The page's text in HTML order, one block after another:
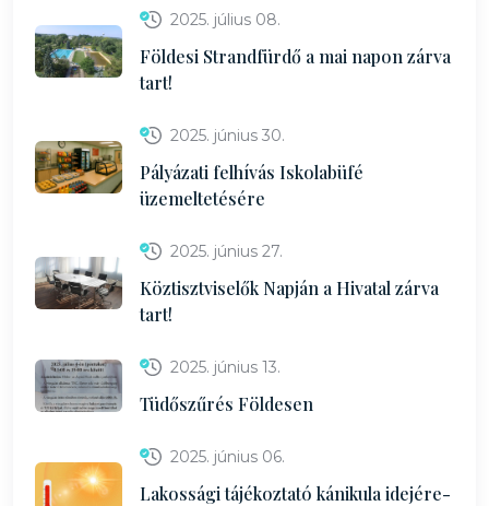
2025. július 08.
Földesi Strandfürdő a mai napon zárva
tart!
2025. június 30.
Pályázati felhívás Iskolabüfé
üzemeltetésére
2025. június 27.
Köztisztviselők Napján a Hivatal zárva
tart!
2025. június 13.
Tüdőszűrés Földesen
2025. június 06.
Lakossági tájékoztató kánikula idejére-